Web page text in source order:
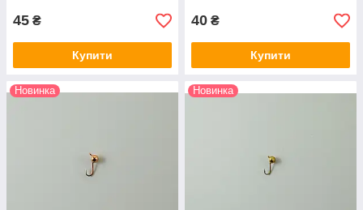
45 ₴
Купити
40 ₴
Купити
Новинка Новинка